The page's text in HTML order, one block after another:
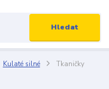
Hledat
Kulaté silné
Tkaničky